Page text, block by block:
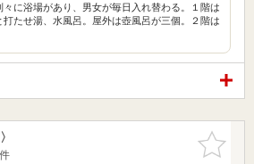
々に浴場があり、男女が毎日入れ替わる。１階は
打たせ湯、水風呂。屋外は壺風呂が三個。２階は
お気に入
りに追加